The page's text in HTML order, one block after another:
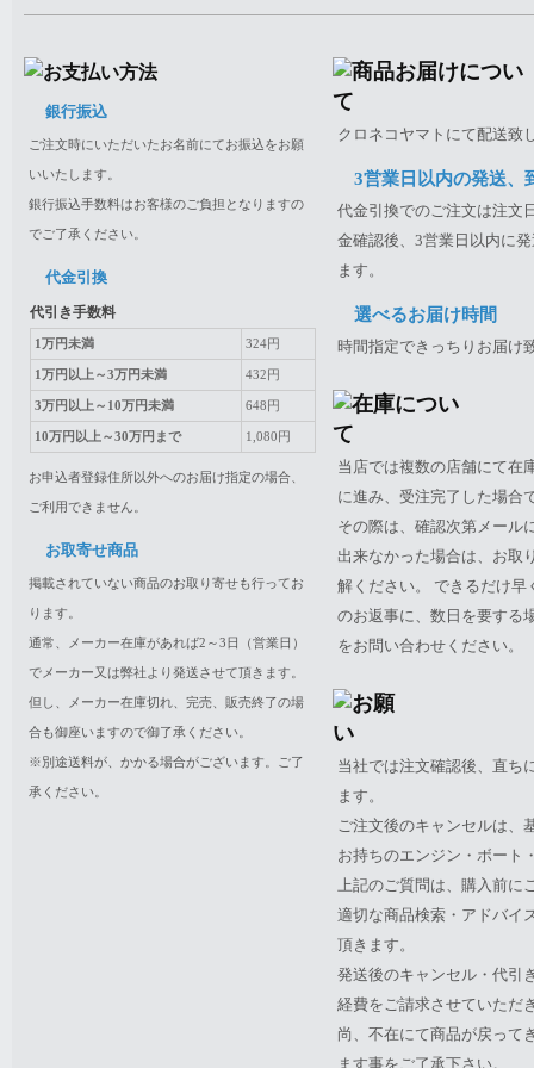
銀行振込
ご注文時にいただいたお名前にてお振込をお願
いいたします。
銀行振込手数料はお客様のご負担となりますの
でご了承ください。
代金引換
代引き手数料
1万円未満 324円
1万円以上～3万円未満 432円
3万円以上～10万円未満 648円
10万円以上～30万円まで 1,080円
お申込者登録住所以外へのお届け指定の場合、
ご利用できません。
お取寄せ商品
掲載されていない商品のお取り寄せも行ってお
ります。
通常、メーカー在庫があれば2～3日（営業日）
でメーカー又は弊社より発送させて頂きます。
但し、メーカー在庫切れ、完売、販売終了の場
合も御座いますので御了承ください。
※別途送料が、かかる場合がございます。ご了
承ください。
クロネコヤマトにて配送致
3営業日以内の発送、
代金引換でのご注文は注文
金確認後、3営業日以内に
ます。
選べるお届け時間
時間指定できっちりお届け
当店では複数の店舗にて在
に進み、受注完了した場合
その際は、確認次第メール
出来なかった場合は、お取
解ください。 できるだけ
のお返事に、数日を要する
をお問い合わせください。
当社では注文確認後、直ち
ます。
ご注文後のキャンセルは、
お持ちのエンジン・ボート
上記のご質問は、購入前に
適切な商品検索・アドバイ
頂きます。
発送後のキャンセル・代引
経費をご請求させていただ
尚、不在にて商品が戻って
ます事をご了承下さい。